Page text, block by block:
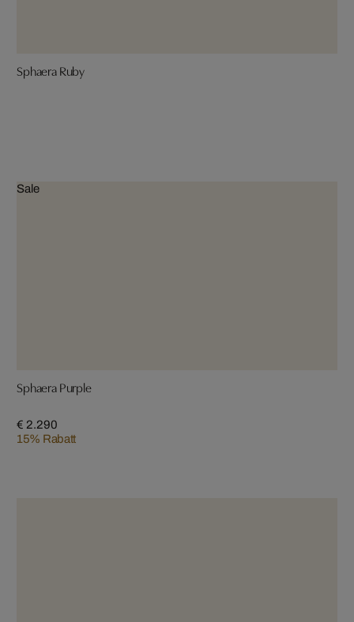
Sphaera Ruby
Sale
Sphaera Purple
€ 2.290
15% Rabatt